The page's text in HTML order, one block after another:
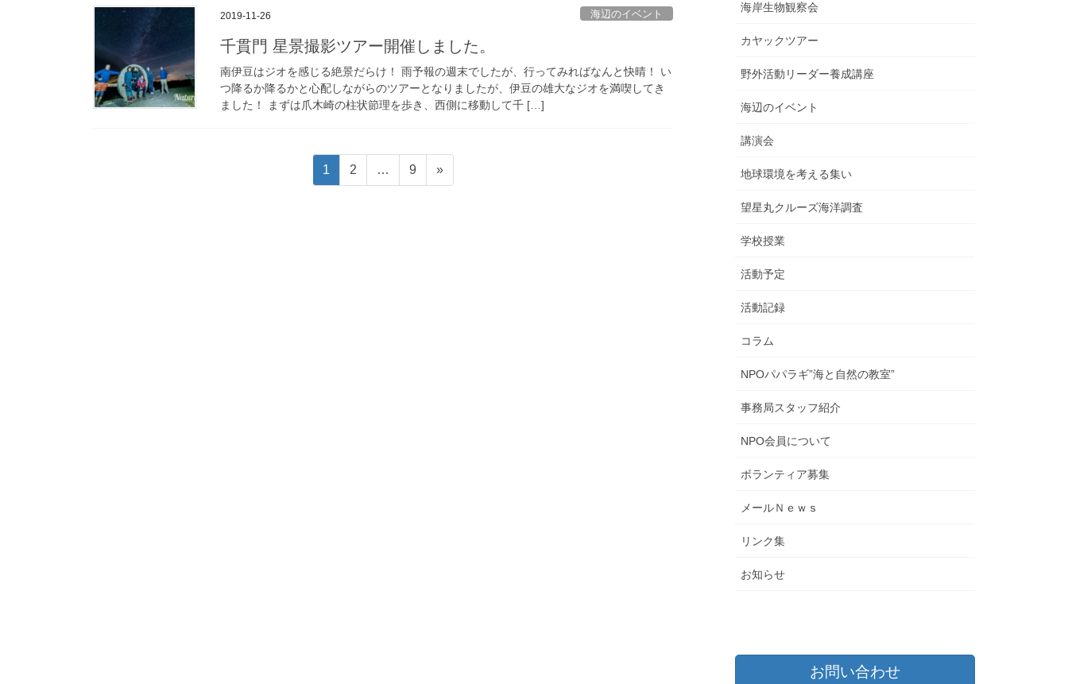
2019-11-26 海辺のイベント
千貫門 星景撮影ツアー開催しました。
南伊豆はジオを感じる絶景だらけ！ 雨予報の週末でしたが、行ってみればなんと快晴！ い
つ降るか降るかと心配しながらのツアーとなりましたが、伊豆の雄大なジオを満喫してき
ました！ まずは爪木崎の柱状節理を歩き、西側に移動して千 […]
固
定
1
固
定
2 …
固
定
9 »
海岸生物観察会
カヤックツアー
野外活動リーダー養成講座
海辺のイベント
講演会
地球環境を考える集い
望星丸クルーズ海洋調査
学校授業
活動予定
活動記録
コラム
NPOパパラギ”海と自然の教室”
事務局スタッフ紹介
NPO会員について
ボランティア募集
メールＮｅｗｓ
リンク集
お知らせ
お問い合わせ